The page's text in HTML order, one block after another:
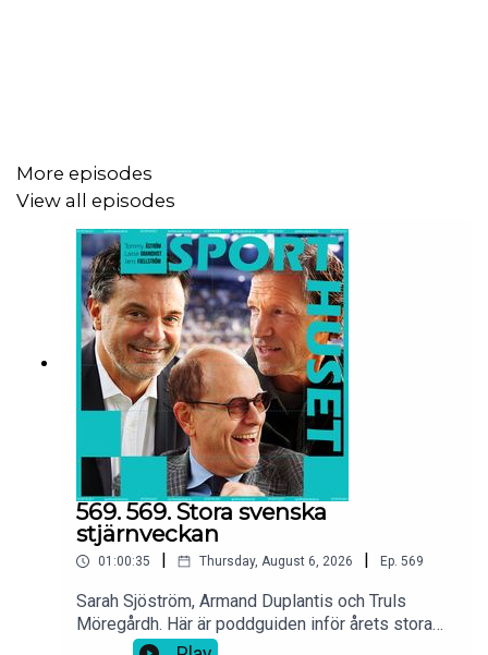
More episodes
View all episodes
569. 569. Stora svenska
stjärnveckan
01:00:35 | Thursday, August 6, 2026 | Ep. 569
Sarah Sjöström, Armand Duplantis och Truls
Möregårdh. Här är poddguiden inför årets stora
mästerskapsvecka för tre av Sveriges främsta